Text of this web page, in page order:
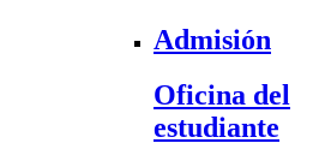
Admisión
Oficina del
estudiante